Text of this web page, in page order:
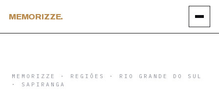
MEMORIZZE.
MEMORIZZE · REGIÕES · RIO GRANDE DO SUL
· SAPIRANGA